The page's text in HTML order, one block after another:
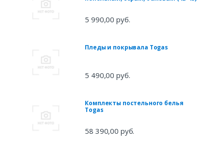
5 990,00 руб.
Пледы и покрывала Togas
5 490,00 руб.
Комплекты постельного белья
Togas
58 390,00 руб.